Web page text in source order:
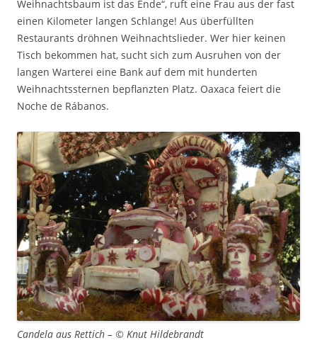
Weihnachtsbaum ist das Ende“, ruft eine Frau aus der fast
einen Kilometer langen Schlange! Aus überfüllten
Restaurants dröhnen Weihnachtslieder. Wer hier keinen
Tisch bekommen hat, sucht sich zum Ausruhen von der
langen Warterei eine Bank auf dem mit hunderten
Weihnachtssternen bepflanzten Platz. Oaxaca feiert die
Noche de Rábanos.
Candela aus Rettich – © Knut Hildebrandt